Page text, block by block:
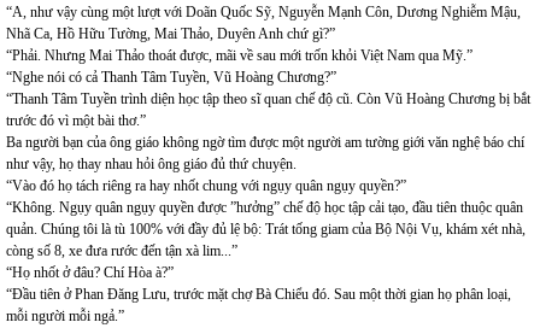
“A, như vậy cùng một lượt với Doãn Quốc Sỹ, Nguyễn Mạnh Côn, Dương Nghiễm Mậu,
Nhã Ca, Hồ Hữu Tường, Mai Thảo, Duyên Anh chứ gì?”
“Phải. Nhưng Mai Thảo thoát được, mãi về sau mới trốn khỏi Việt Nam qua Mỹ.”
“Nghe nói có cả Thanh Tâm Tuyền, Vũ Hoàng Chương?”
“Thanh Tâm Tuyền trình diện học tập theo sĩ quan chế độ cũ. Còn Vũ Hoàng Chương bị bắt
trước đó vì một bài thơ.”
Ba người bạn của ông giáo không ngờ tìm được một người am tường giới văn nghệ báo chí
như vậy, họ thay nhau hỏi ông giáo đủ thứ chuyện.
“Vào đó họ tách riêng ra hay nhốt chung với ngụy quân ngụy quyền?”
“Không. Ngụy quân ngụy quyền được ”hưởng” chế độ học tập cải tạo, đầu tiên thuộc quân
quản. Chúng tôi là tù 100% với đầy đủ lệ bộ: Trát tống giam của Bộ Nội Vụ, khám xét nhà,
còng số 8, xe đưa rước đến tận xà lim...”
“Họ nhốt ở đâu? Chí Hòa à?”
“Đầu tiên ở Phan Đăng Lưu, trước mặt chợ Bà Chiểu đó. Sau một thời gian họ phân loại,
mỗi người mỗi ngả.”